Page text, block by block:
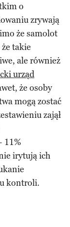
o
zrywają
że samolot
takie
ale również
urząd
że osoby
mogą zostać
zajął
11%
irytują ich
kontroli.